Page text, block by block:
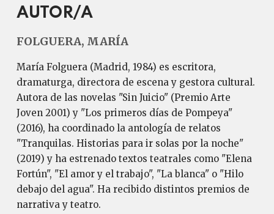
AUTOR/A
FOLGUERA, MARÍA
María Folguera (Madrid, 1984) es escritora,
dramaturga, directora de escena y gestora cultural.
Autora de las novelas "Sin Juicio" (Premio Arte
Joven 2001) y "Los primeros días de Pompeya"
(2016), ha coordinado la antología de relatos
"Tranquilas. Historias para ir solas por la noche"
(2019) y ha estrenado textos teatrales como "Elena
Fortún", "El amor y el trabajo", "La blanca" o "Hilo
debajo del agua". Ha recibido distintos premios de
narrativa y teatro.